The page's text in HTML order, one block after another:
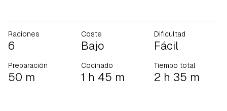
Raciones
6
Coste
Bajo
Dificultad
Fácil
Preparación
50 m
Cocinado
1 h 45 m
Tiempo total
2 h 35 m